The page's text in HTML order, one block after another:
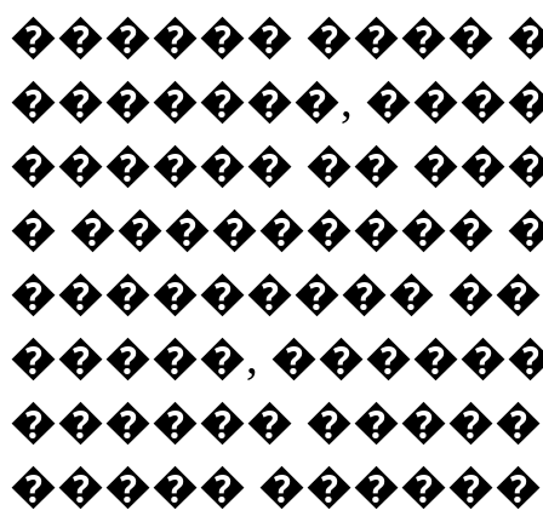
������ ����
�������,
������ ��
� ���������
���������
�����,
������
�����